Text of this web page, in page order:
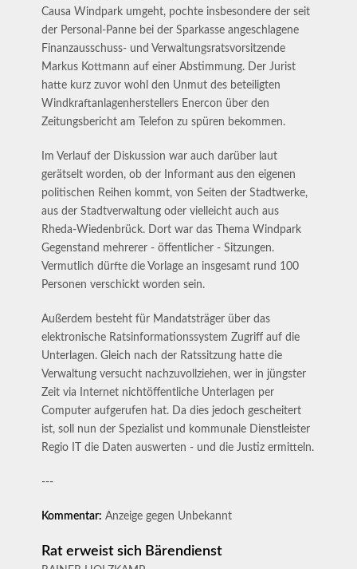
Causa Windpark umgeht, pochte insbesondere der seit
der Personal-Panne bei der Sparkasse angeschlagene
Finanzausschuss- und Verwaltungsratsvorsitzende
Markus Kottmann auf einer Abstimmung. Der Jurist
hatte kurz zuvor wohl den Unmut des beteiligten
Windkraftanlagenherstellers Enercon über den
Zeitungsbericht am Telefon zu spüren bekommen.
Im Verlauf der Diskussion war auch darüber laut
gerätselt worden, ob der Informant aus den eigenen
politischen Reihen kommt, von Seiten der Stadtwerke,
aus der Stadtverwaltung oder vielleicht auch aus
Rheda-Wiedenbrück. Dort war das Thema Windpark
Gegenstand mehrerer - öffentlicher - Sitzungen.
Vermutlich dürfte die Vorlage an insgesamt rund 100
Personen verschickt worden sein.
Außerdem besteht für Mandatsträger über das
elektronische Ratsinformationssystem Zugriff auf die
Unterlagen. Gleich nach der Ratssitzung hatte die
Verwaltung versucht nachzuvollziehen, wer in jüngster
Zeit via Internet nichtöffentliche Unterlagen per
Computer aufgerufen hat. Da dies jedoch gescheitert
ist, soll nun der Spezialist und kommunale Dienstleister
Regio IT die Daten auswerten - und die Justiz ermitteln.
---
Kommentar: Anzeige gegen Unbekannt
Rat erweist sich Bärendienst